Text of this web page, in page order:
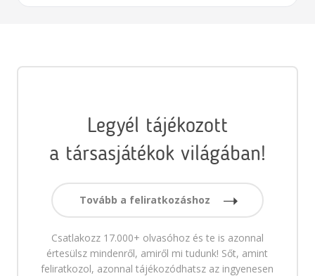
Legyél tájékozott
a társasjátékok világában!
Tovább a feliratkozáshoz
Csatlakozz 17.000+ olvasóhoz és te is azonnal
értesülsz mindenről, amiről mi tudunk! Sőt, amint
feliratkozol, azonnal tájékozódhatsz az ingyenesen